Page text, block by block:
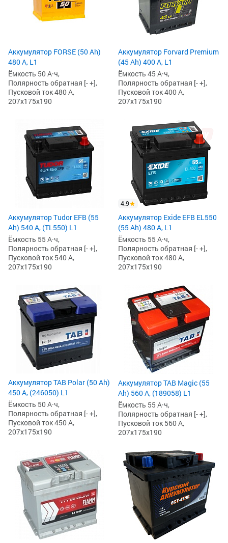
Аккумулятор FORSE (50 Ah)
480 А, L1
Ёмкость 50 А·ч,
Полярность обратная [- +],
Пусковой ток 480 А,
207x175x190
Аккумулятор Forvard Premium
(45 Ah) 400 А, L1
Ёмкость 45 А·ч,
Полярность обратная [- +],
Пусковой ток 400 А,
207x175x190
Аккумулятор Tudor EFB (55
Ah) 540 А, (TL550) L1
Ёмкость 55 А·ч,
Полярность обратная [- +],
Пусковой ток 540 А,
207x175x190
4.9
Аккумулятор Exide EFB EL550
(55 Ah) 480 А, L1
Ёмкость 55 А·ч,
Полярность обратная [- +],
Пусковой ток 480 А,
207x175x190
Аккумулятор TAB Polar (50 Ah)
450 А, (246050) L1
Ёмкость 50 А·ч,
Полярность обратная [- +],
Пусковой ток 450 А,
207x175x190
Аккумулятор TAB Magic (55
Ah) 560 А, (189058) L1
Ёмкость 55 А·ч,
Полярность обратная [- +],
Пусковой ток 560 А,
207x175x190